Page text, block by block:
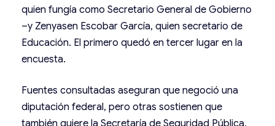
quien fungía como Secretario General de Gobierno
–y Zenyasen Escobar García, quien secretario de
Educación. El primero quedó en tercer lugar en la
encuesta.
Fuentes consultadas aseguran que negoció una
diputación federal, pero otras sostienen que
también quiere la Secretaría de Seguridad Pública,